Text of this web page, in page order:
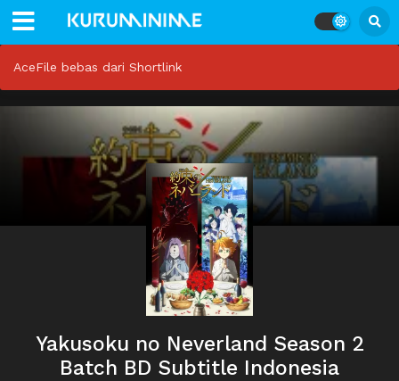
AceFile bebas dari Shortlink
Yakusoku no Neverland Season 2
Batch BD Subtitle Indonesia